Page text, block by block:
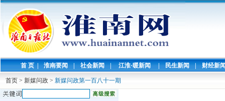
首 页 | 淮南要闻 | 社会新闻 | 江淮·暖新闻 | 民生新闻 | 财经新
首页 > 新媒问政 > 新媒问政第一百八十一期